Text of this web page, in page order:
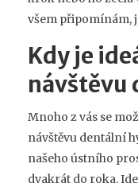
všem připomínám,
Kdy je
návštěvu
Mnoho z vás se
návštěvu dentální
našeho ústního
dvakrát do roka.